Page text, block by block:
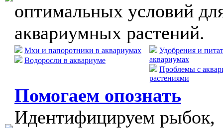
оптимальных условий
аквариумных растений.
Мхи и папоротники в аквариумах
Водоросли в аквариуме
Удобрения и
аквариумах
Проблемы с
растениями
Помогаем опознать
Идентифицируем рыбок,